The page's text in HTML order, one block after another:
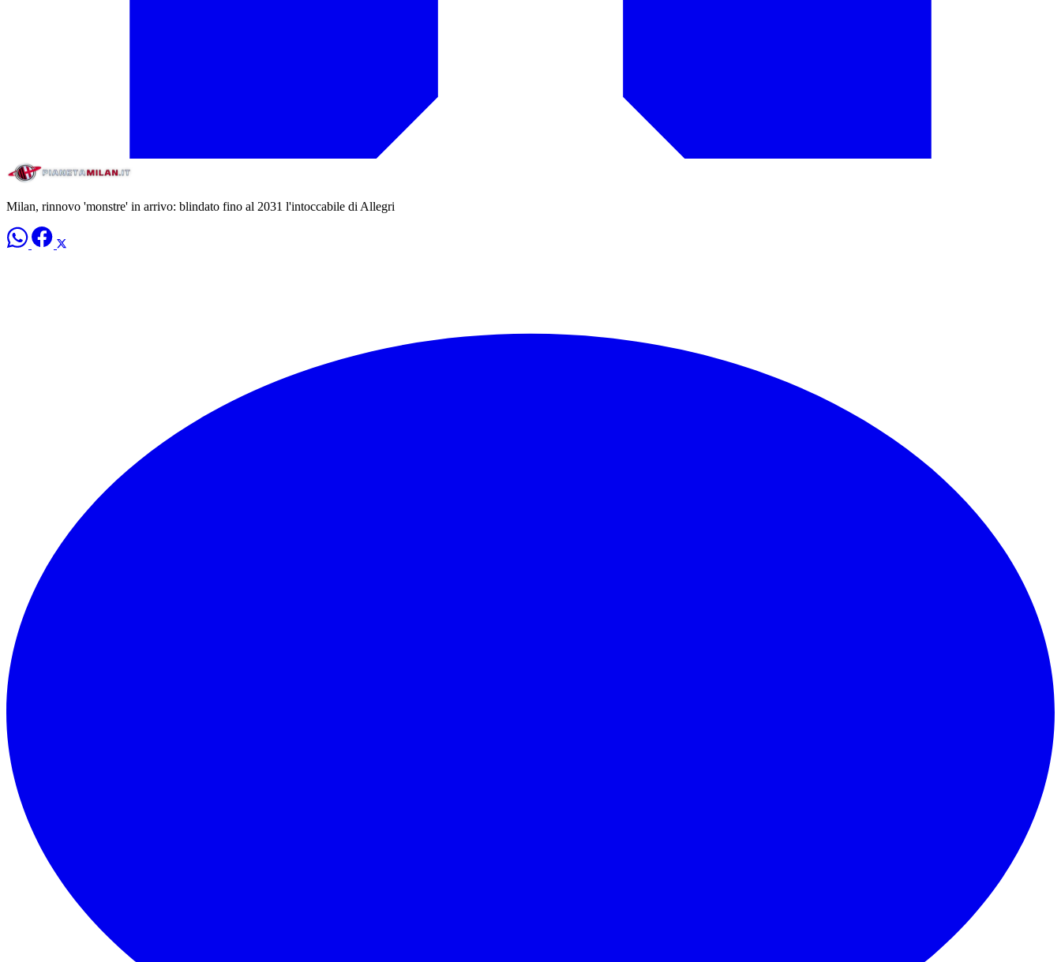
Milan, rinnovo 'monstre' in arrivo: blindato fino al 2031 l'intoccabile di Allegri